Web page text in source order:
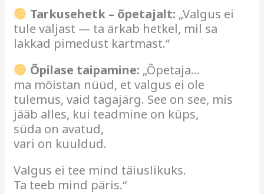
Tarkusehetk – õpetajalt: „Valgus ei
tule väljast — ta ärkab hetkel, mil sa
lakkad pimedust kartmast.“
Õpilase taipamine: „Õpetaja…
ma mõistan nüüd, et valgus ei ole
tulemus, vaid tagajärg. See on see, mis
jääb alles, kui teadmine on küps,
süda on avatud,
vari on kuuldud.
Valgus ei tee mind täiuslikuks.
Ta teeb mind päris.“